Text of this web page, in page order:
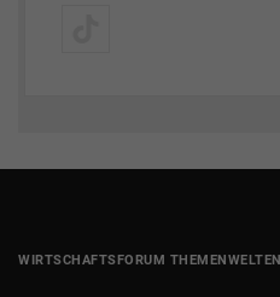
WIRTSCHAFTSFORUM THEMENWELTEN